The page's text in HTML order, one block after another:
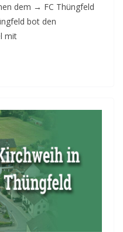
dem → FC Thüngfeld
bot den
mit